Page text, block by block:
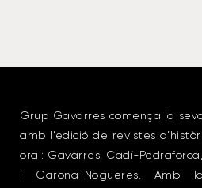
Grup Gavarres comença la
amb l’edició de revistes
oral: Gavarres, Cadí-
i Garona-Nogueres. Amb